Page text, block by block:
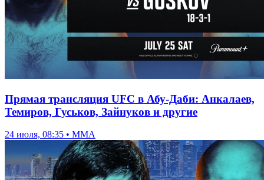
Прямая трансляция UFC в Абу-Даби: Анкалаев,
Темиров, Гуськов, Зайнуков и другие
24 июля, 08:35 • ММА